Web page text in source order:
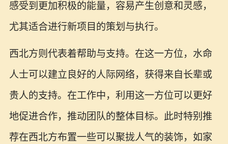
感受到更加积极的能量，容易产生创意和灵感，
尤其适合进行新项目的策划与执行。
西北方则代表着帮助与支持。在这一方位，水命
人士可以建立良好的人际网络，获得来自长辈或
贵人的支持。在工作中，利用这一方位可以更好
地促进合作，推动团队的整体目标。此时特别推
荐在西北方布置一些可以聚拢人气的装饰，如家